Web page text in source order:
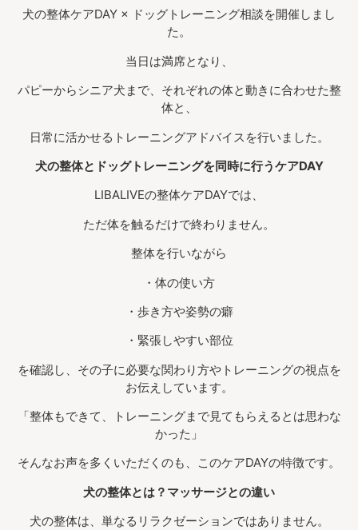
犬の整体ケアDAY × ドッグトレーニング相談を開催しまし
た。
当日は満席となり、
パピーからシニア犬まで、それぞれの体と動きに合わせた整
体と、
日常に活かせるトレーニングアドバイスを行いました。
犬の整体とドッグトレーニングを同時に行うケアDAY
LIBALIVEの整体ケアDAYでは、
ただ体を触るだけで終わりません。
整体を行いながら
・体の使い方
・歩き方や姿勢の癖
・緊張しやすい部位
を確認し、その子に必要な関わり方やトレーニングの視点を
お伝えしています。
「整体もできて、トレーニングまで見てもらえるとは思わな
かった」
そんなお声を多くいただくのも、このケアDAYの特徴です。
犬の整体とは？マッサージとの違い
犬の整体は、単なるリラクゼーションではありません。